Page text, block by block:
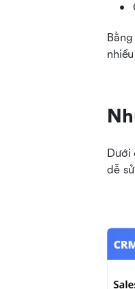
Dưới
dễ